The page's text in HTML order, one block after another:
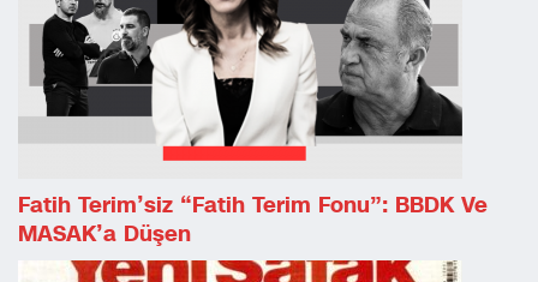
Fatih Terim’siz “Fatih Terim Fonu”: BBDK Ve
MASAK’a Düşen